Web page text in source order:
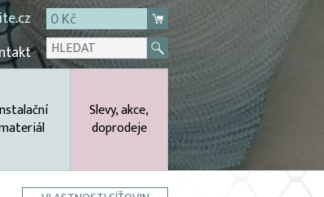
0 Kč
Slevy, akce,
doprodeje